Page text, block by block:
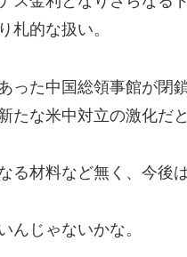
札的な扱い。
った中国総領事館が閉
たな米中対立の激化だ
る材料など無く、今後
んじゃないかな。